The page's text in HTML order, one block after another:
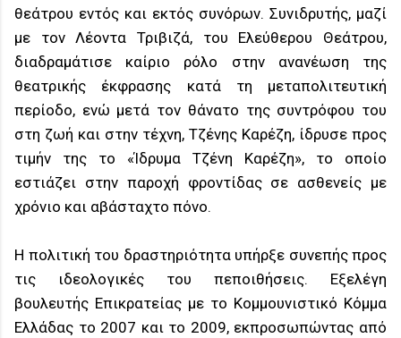
θεάτρου εντός και εκτός συνόρων. Συνιδρυτής, μαζί
με τον Λέοντα Τριβιζά, του Ελεύθερου Θεάτρου,
διαδραμάτισε καίριο ρόλο στην ανανέωση της
θεατρικής έκφρασης κατά τη μεταπολιτευτική
περίοδο, ενώ μετά τον θάνατο της συντρόφου του
στη ζωή και στην τέχνη, Τζένης Καρέζη, ίδρυσε προς
τιμήν της το «Ίδρυμα Τζένη Καρέζη», το οποίο
εστιάζει στην παροχή φροντίδας σε ασθενείς με
χρόνιο και αβάσταχτο πόνο.
Η πολιτική του δραστηριότητα υπήρξε συνεπής προς
τις ιδεολογικές του πεποιθήσεις. Εξελέγη
βουλευτής Επικρατείας με το Κομμουνιστικό Κόμμα
Ελλάδας το 2007 και το 2009, εκπροσωπώντας από